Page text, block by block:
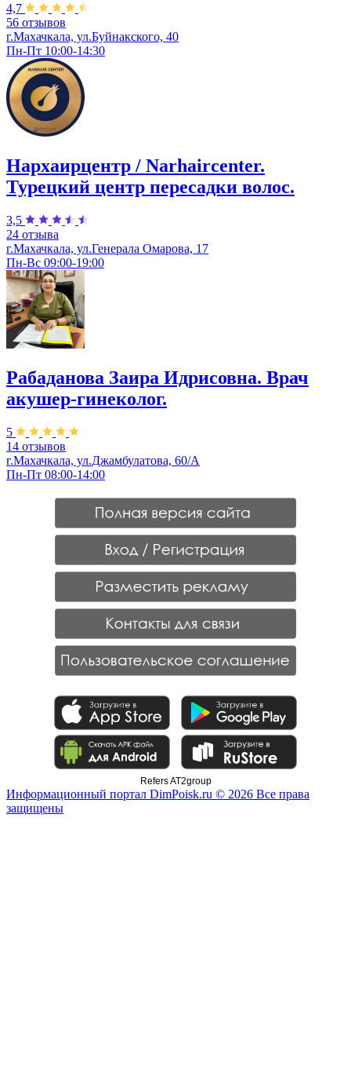
4,7
56 отзывов
г.Махачкала, ул.Буйнакского, 40
Пн-Пт 10:00-14:30
Нархаирцентр / Narhaircenter.
Турецкий центр пересадки волос.
3,5
24 отзыва
г.Махачкала, ул.Генерала Омарова, 17
Пн-Вс 09:00-19:00
Рабаданова Заира Идрисовна. Врач
акушер-гинеколог.
5
14 отзывов
г.Махачкала, ул.Джамбулатова, 60/А
Пн-Пт 08:00-14:00
Refers AT2group
Информационный портал DimPoisk.ru © 2026 Все права
защищены